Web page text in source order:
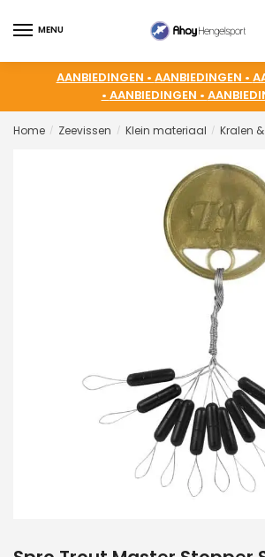
MENU
AANBIEDINGEN • AANBIEDINGEN •
• AANBIEDINGEN •
Home / Zeevissen / Klein materiaal / Kralen